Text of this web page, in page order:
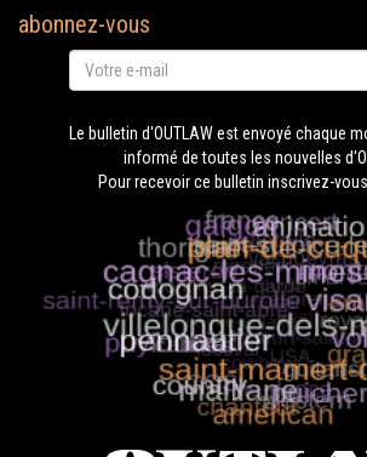
abonnez-vous
Le bulletin d'OUTLAW est envoyé chaque
informé de toutes les nouvelles
Pour recevoir ce bulletin inscrivez-